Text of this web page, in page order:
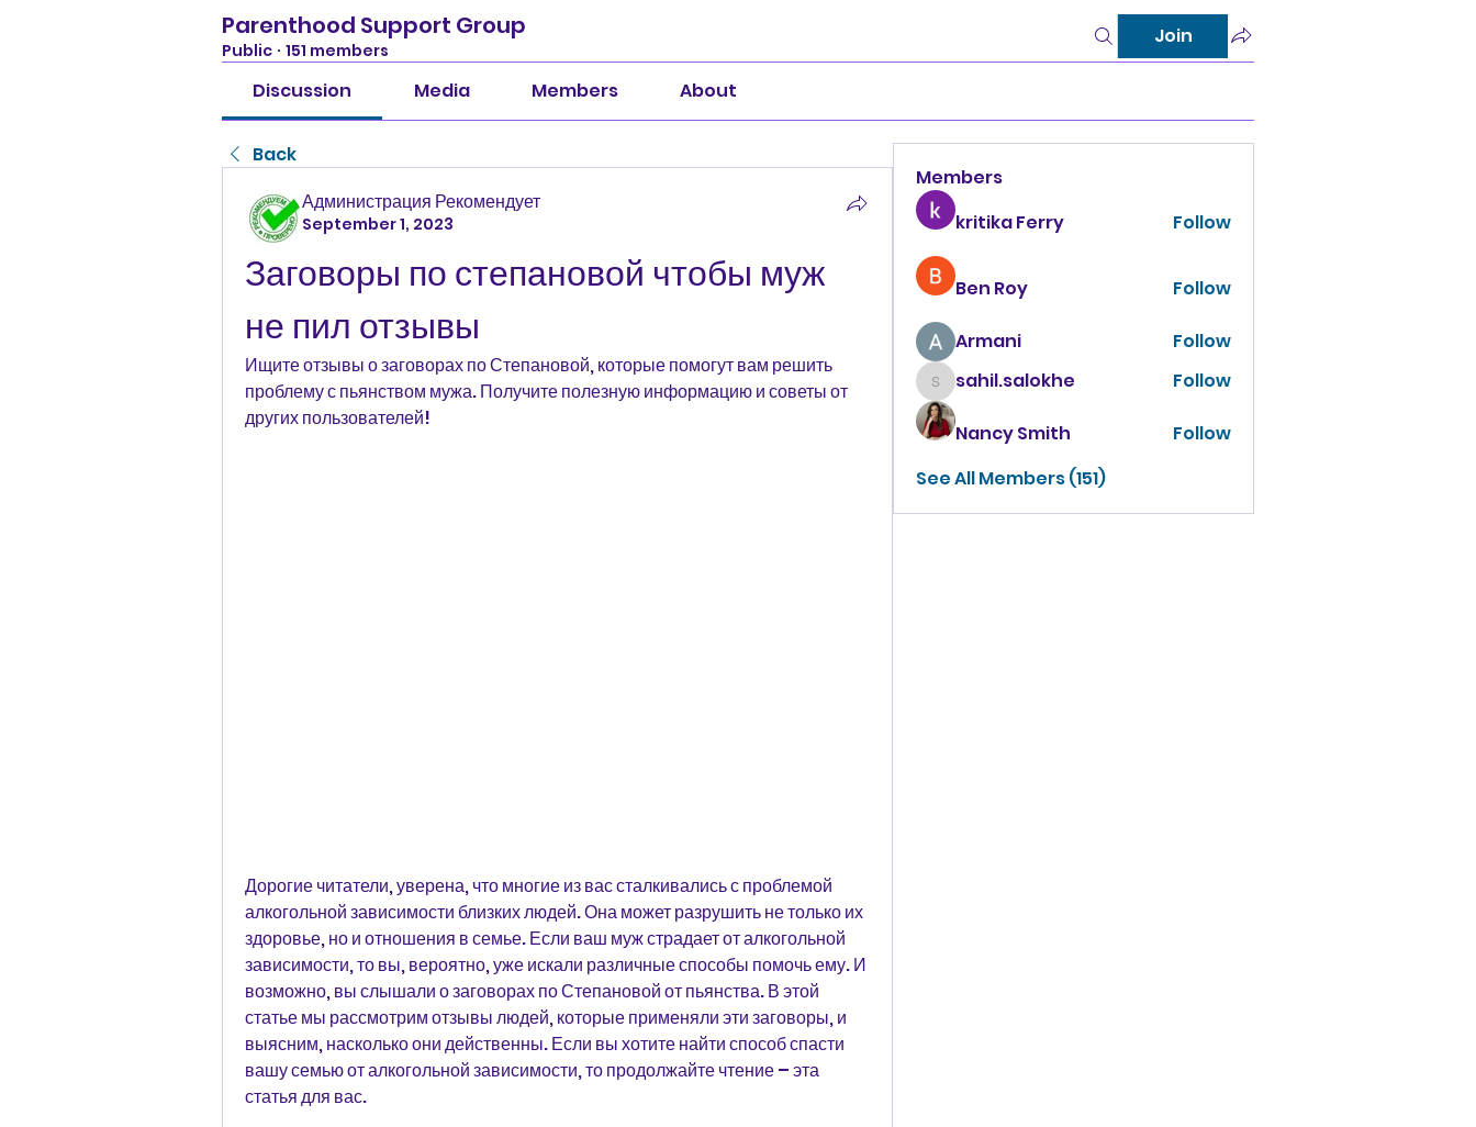
Parenthood Support Group
Public · 151 members
Join
Discussion Media Members About
Back
Администрация Рекомендует
September 1, 2023
Заговоры по степановой чтобы муж
не пил отзывы
Ищите отзывы о заговорах по Степановой, которые помогут вам решить
проблему с пьянством мужа. Получите полезную информацию и советы от
других пользователей!
Дорогие читатели, уверена, что многие из вас сталкивались с проблемой
алкогольной зависимости близких людей. Она может разрушить не только их
здоровье, но и отношения в семье. Если ваш муж страдает от алкогольной
зависимости, то вы, вероятно, уже искали различные способы помочь ему. И
возможно, вы слышали о заговорах по Степановой от пьянства. В этой
статье мы рассмотрим отзывы людей, которые применяли эти заговоры, и
выясним, насколько они действенны. Если вы хотите найти способ спасти
вашу семью от алкогольной зависимости, то продолжайте чтение – эта
статья для вас.
Members
kritika Ferry
Follow
Ben Roy Follow
Armani Follow
sahil.salokhe
sahil.salokhe Follow
Nancy Smith
Follow
See All Members (151)